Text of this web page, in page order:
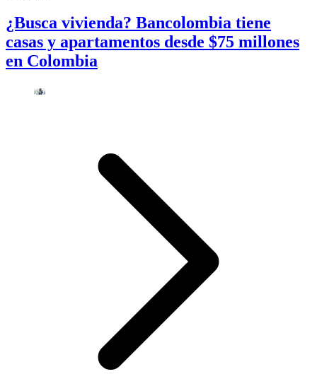
¿Busca vivienda? Bancolombia tiene
casas y apartamentos desde $75 millones
en Colombia